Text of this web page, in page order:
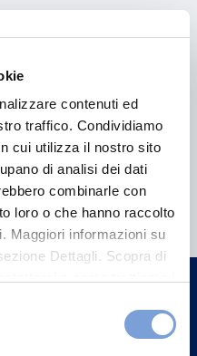
contenuti ed
traffico. Condividiamo
cui utilizza il nostro sito
di analisi dei dati
combinarle con
loro o che hanno raccolto
Maggiori informazioni su
Dettagli. Scopra di
sezione "Informativa
a te e parla con